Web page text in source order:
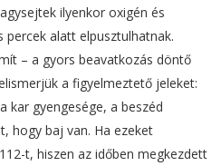
ilyenkor oxigén és
percek alatt elpusztulhatnak.
– a gyors beavatkozás döntő
a figyelmeztető jeleket:
kar gyengesége, a beszéd
hogy baj van. Ha ezeket
t, hiszen az időben megkezdett